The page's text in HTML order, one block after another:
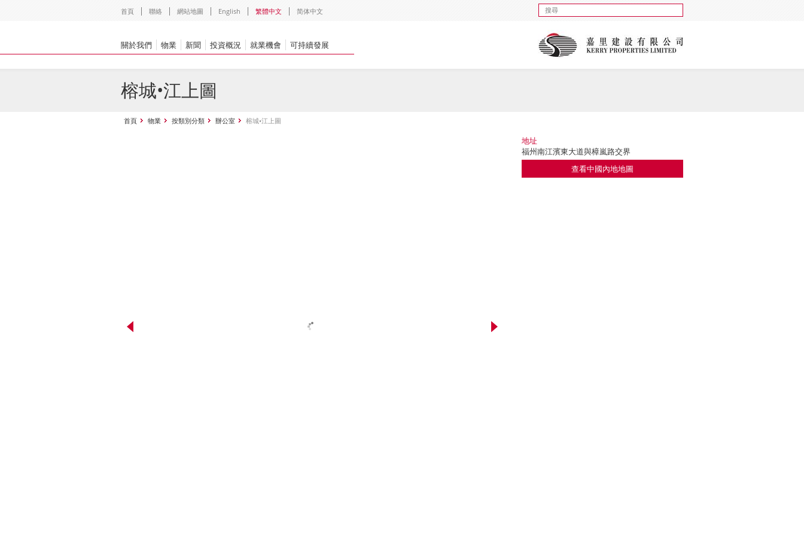
首頁 聯絡 網站地圖 English 繁體中文 简体中文
關於我們 物業 新聞 投資概況 就業機會 可持續發展
榕城•江上圖
首頁 物業 按類別分類 辦公室 榕城•江上圖
地址
福州南江濱東大道與樟嵐路交界
查看中國內地地圖